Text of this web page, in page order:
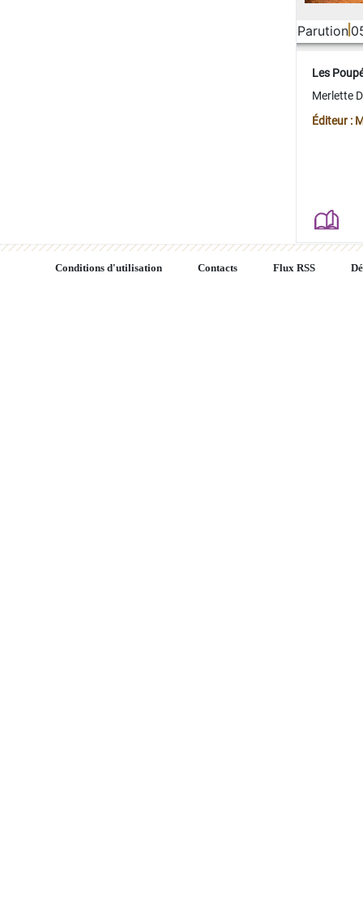
Parution
Les
Merlette
Éditeur :
Conditions d'utilisation Contacts Flux RSS